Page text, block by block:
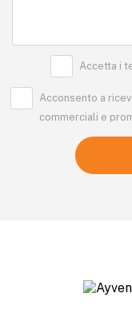
Accetta i
Acconsento a
commerciali e